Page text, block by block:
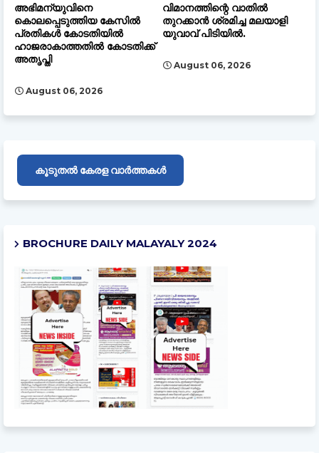
അഭിമന്യുവിനെ
കൊലപ്പെടുത്തിയ കേസിൽ
പ്രതികൾ കോടതിയിൽ
ഹാജരാകാത്തതിൽ കോടതിക്ക്
അതൃപ്തി
August 06, 2026
വിമാനത്തിന്റെ വാതിൽ
തുറക്കാൻ ശ്രമിച്ച മലയാളി
യുവാവ് പിടിയിൽ.
August 06, 2026
കൂടുതൽ കേരള വാർത്തകൾ
BROCHURE DAILY MALAYALY 2024